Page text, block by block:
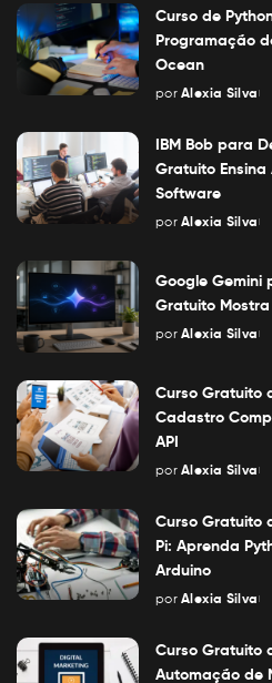
Curso de
Programação
Ocean
Posted
por Alexia Silva
IBM Bob para
Gratuito
Software
Posted
por Alexia Silva
Google Gemini
Gratuito
Posted
por Alexia Silva
Curso Gratuito
Cadastro
API
Posted
por Alexia Silva
Curso Gratuito
Pi: Aprenda
Arduino
Posted
por Alexia Silva
Curso Gratuito
Automação de